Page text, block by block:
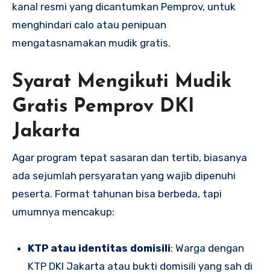
kanal resmi yang dicantumkan Pemprov, untuk
menghindari calo atau penipuan
mengatasnamakan mudik gratis.
Syarat Mengikuti Mudik
Gratis Pemprov DKI
Jakarta
Agar program tepat sasaran dan tertib, biasanya
ada sejumlah persyaratan yang wajib dipenuhi
peserta. Format tahunan bisa berbeda, tapi
umumnya mencakup:
KTP atau identitas domisili: Warga dengan
KTP DKI Jakarta atau bukti domisili yang sah di